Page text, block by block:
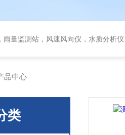
雨量监测站，风速风向仪，水质分析
品中心
类